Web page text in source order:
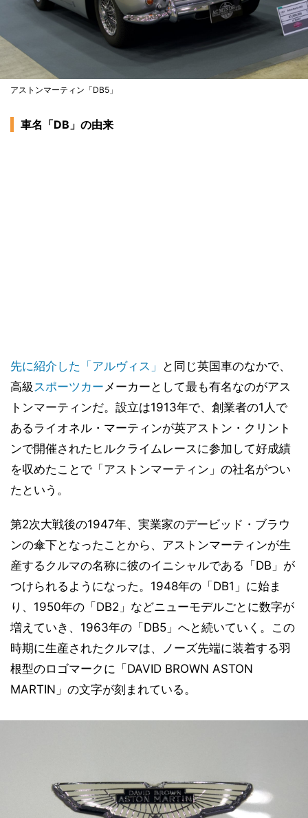
アストンマーティン「DB5」
車名「DB」の由来
先に紹介した「アルヴィス」
と同じ英国車のなかで、
高級 スポーツカー メーカーとして最も有名なのがアス
トンマーティンだ。設立は1913年で、創業者の1人で
あるライオネル・マーティンが英アストン・クリント
ンで開催されたヒルクライムレースに参加して好成績
を収めたことで「アストンマーティン」の社名がつい
たという。
第2次大戦後の1947年、実業家のデービッド・ブラウ
ンの傘下となったことから、アストンマーティンが生
産するクルマの名称に彼のイニシャルである「DB」が
つけられるようになった。1948年の「DB1」に始ま
り、1950年の「DB2」などニューモデルごとに数字が
増えていき、1963年の「DB5」へと続いていく。この
時期に生産されたクルマは、ノーズ先端に装着する羽
根型のロゴマークに「DAVID BROWN ASTON
MARTIN」の文字が刻まれている。